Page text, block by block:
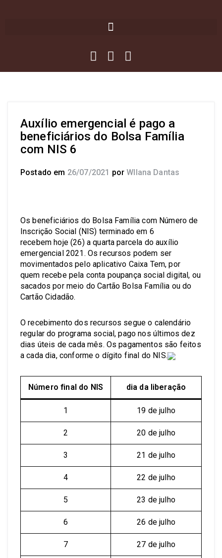
Auxílio emergencial é pago a
beneficiários do Bolsa Família
com NIS 6
Postado em 26/07/2021 por Wllana Dantas
Os beneficiários do Bolsa Família com Número de
Inscrição Social (NIS) terminado em 6
recebem hoje (26) a quarta parcela do auxílio
emergencial 2021. Os recursos podem ser
movimentados pelo aplicativo Caixa Tem, por
quem recebe pela conta poupança social digital, ou
sacados por meio do Cartão Bolsa Família ou do
Cartão Cidadão.
O recebimento dos recursos segue o calendário
regular do programa social, pago nos últimos dez
dias úteis de cada mês. Os pagamentos são feitos
a cada dia, conforme o dígito final do NIS.
Número final do NIS dia da liberação
1 19 de julho
2 20 de julho
3 21 de julho
4 22 de julho
5 23 de julho
6 26 de julho
7 27 de julho